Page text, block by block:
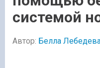
системой
Автор: Белла